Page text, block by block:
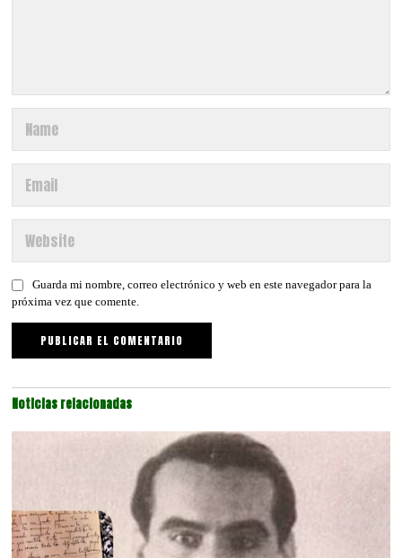
Guarda mi nombre, correo electrónico y web en este navegador para la
próxima vez que comente.
Noticias relacionadas